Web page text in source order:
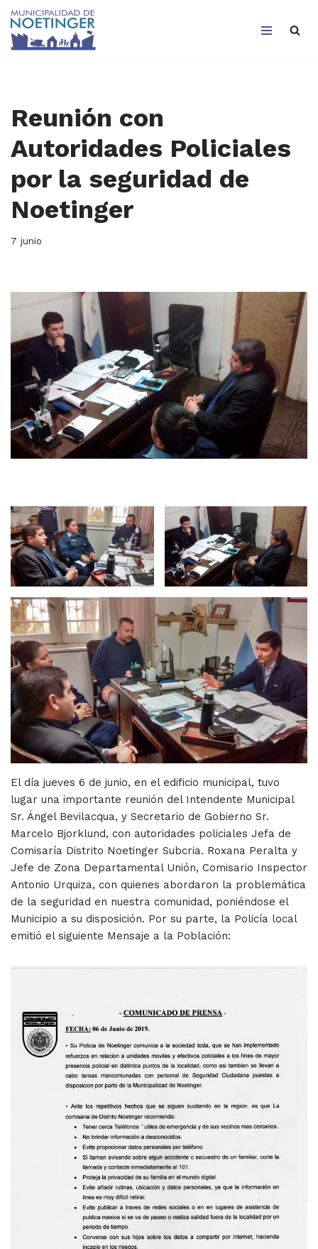
Saltar
Reunión con
Autoridades Policiales
por la seguridad de
Noetinger
7 junio
El día jueves 6 de junio, en el edificio municipal, tuvo
lugar una importante reunión del Intendente Municipal
Sr. Ángel Bevilacqua, y Secretario de Gobierno Sr.
Marcelo Bjorklund, con autoridades policiales Jefa de
Comisaría Distrito Noetinger Subcria. Roxana Peralta y
Jefe de Zona Departamental Unión, Comisario Inspector
Antonio Urquiza, con quienes abordaron la problemática
de la seguridad en nuestra comunidad, poniéndose el
Municipio a su disposición. Por su parte, la Policía local
emitió el siguiente Mensaje a la Población: